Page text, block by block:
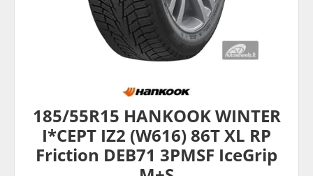
185/55R15 HANKOOK WINTER
I*CEPT IZ2 (W616) 86T XL RP
Friction DEB71 3PMSF IceGrip